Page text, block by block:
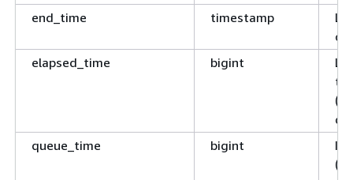
end_time
timestamp
elapsed_time
bigint
queue_time
bigint
Il